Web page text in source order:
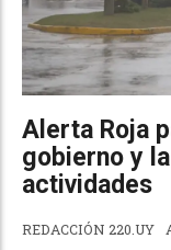
Alerta Roja
gobierno y
actividades
REDACCIÓN 220.UY